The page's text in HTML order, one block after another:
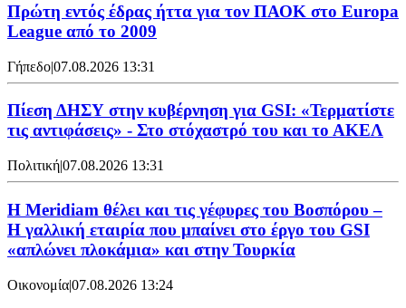
Πρώτη εντός έδρας ήττα για τον ΠΑΟΚ στο Europa
League από το 2009
Γήπεδο|07.08.2026 13:31
Πίεση ΔΗΣΥ στην κυβέρνηση για GSI: «Τερματίστε
τις αντιφάσεις» - Στο στόχαστρό του και το ΑΚΕΛ
Πολιτική|07.08.2026 13:31
Η Meridiam θέλει και τις γέφυρες του Βοσπόρου –
Η γαλλική εταιρία που μπαίνει στο έργο του GSI
«απλώνει πλοκάμια» και στην Τουρκία
Οικονομία|07.08.2026 13:24